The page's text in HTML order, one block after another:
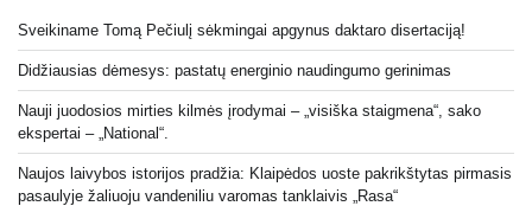
Sveikiname Tomą Pečiulį sėkmingai apgynus daktaro disertaciją!
Didžiausias dėmesys: pastatų energinio naudingumo gerinimas
Nauji juodosios mirties kilmės įrodymai – „visiška staigmena“, sako
ekspertai – „National“.
Naujos laivybos istorijos pradžia: Klaipėdos uoste pakrikštytas pirmasis
pasaulyje žaliuoju vandeniliu varomas tanklaivis „Rasa“